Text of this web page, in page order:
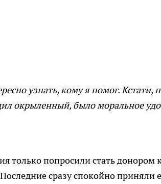
узнать, кому я помог. Кстати,
окрыленный, было моральное
только попросили стать донором
сразу спокойно приняли